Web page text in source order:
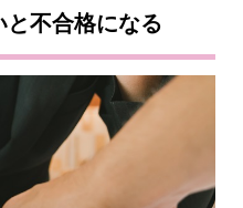
と不合格になる